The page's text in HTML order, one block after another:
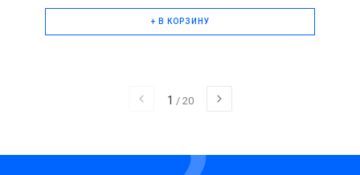
+ В КОРЗИНУ
1 / 20